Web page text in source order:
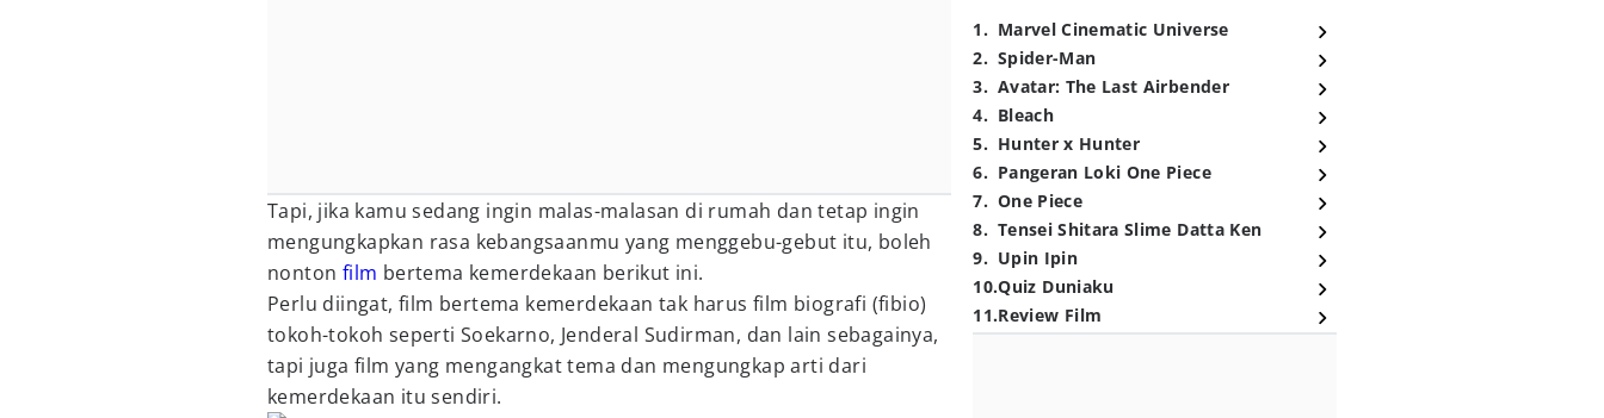
Tapi, jika kamu sedang ingin malas-malasan di rumah dan tetap ingin
mengungkapkan rasa kebangsaanmu yang menggebu-gebut itu, boleh
nonton film bertema kemerdekaan berikut ini.
Perlu diingat, film bertema kemerdekaan tak harus film biografi (fibio)
tokoh-tokoh seperti Soekarno, Jenderal Sudirman, dan lain sebagainya,
tapi juga film yang mengangkat tema dan mengungkap arti dari
kemerdekaan itu sendiri.
1. Marvel Cinematic Universe
2. Spider-Man
3. Avatar: The Last Airbender
4. Bleach
5. Hunter x Hunter
6. Pangeran Loki One Piece
7. One Piece
8. Tensei Shitara Slime Datta Ken
9. Upin Ipin
10.Quiz Duniaku
11.Review Film